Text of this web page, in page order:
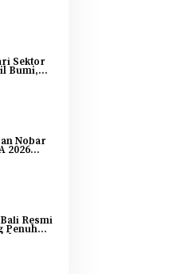
Sektor
Bumi,
Nobar
2026
Resmi
Penuh